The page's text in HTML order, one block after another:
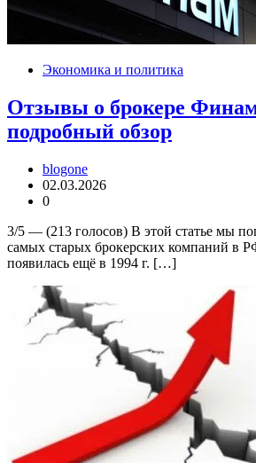
Экономика и политика
Отзывы о брокере
подробный обзор
blogone
02.03.2026
0
3/5 — (213 голосов) В этой статье мы
самых старых брокерских компаний в
появилась ещё в 1994 г. […]